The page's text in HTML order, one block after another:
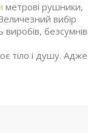
метрові рушники,
вибір
виробів,
тіло і душу. Адже